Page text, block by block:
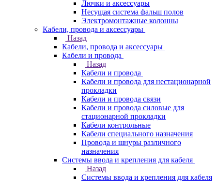
Лючки и аксессуары
Несущая система фальш полов
Электромонтажные колонны
Кабели, провода и аксессуары
Назад
Кабели, провода и аксессуары
Кабели и провода
Назад
Кабели и провода
Кабели и провода для нестационарной
прокладки
Кабели и провода связи
Кабели и провода силовые для
стационарной прокладки
Кабели контрольные
Кабели специального назначения
Провода и шнуры различного
назначения
Системы ввода и крепления для кабеля
Назад
Системы ввода и крепления для кабеля